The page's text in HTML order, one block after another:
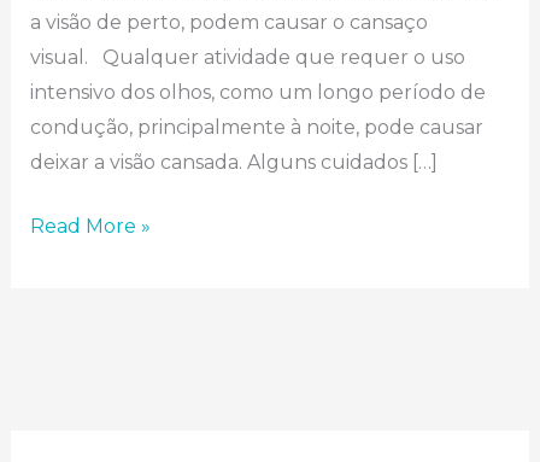
a visão de perto, podem causar o cansaço
visual.⠀Qualquer atividade que requer o uso
intensivo dos olhos, como um longo período de
condução, principalmente à noite, pode causar
deixar a visão cansada. Alguns cuidados […]
Read More »